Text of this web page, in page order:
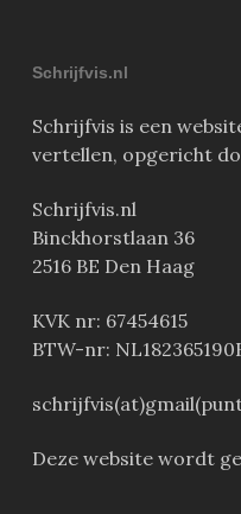
Schrijfvis.nl
Schrijfvis is een
vertellen, opgericht
Schrijfvis.nl
Binckhorstlaan 36
2516 BE Den Haag
KVK nr: 67454615
BTW-nr:
Deze website wordt